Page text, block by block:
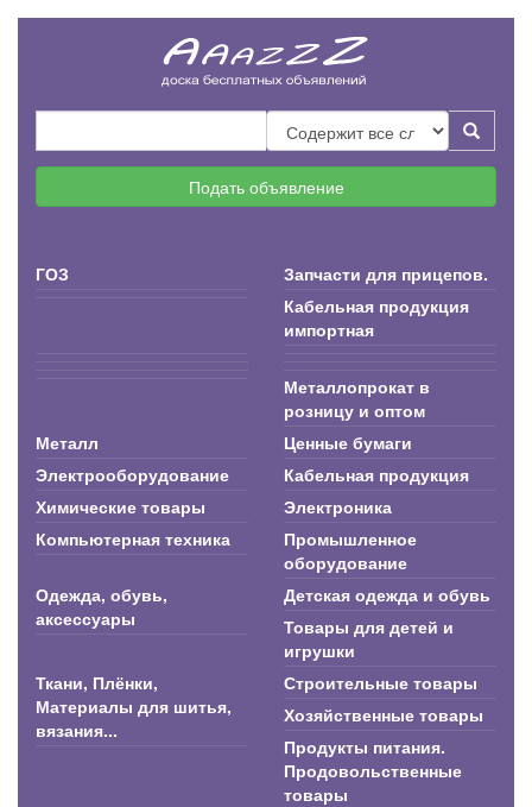
Подать объявление
ГОЗ
Запчасти для прицепов.
Кабельная продукция
импортная
Металлопрокат в
розницу и оптом
Металл
Ценные бумаги
Электрооборудование
Кабельная продукция
Химические товары
Электроника
Компьютерная техника
Промышленное
оборудование
Одежда, обувь,
аксессуары
Детская одежда и обувь
Товары для детей и
игрушки
Ткани, Плёнки,
Материалы для шитья,
вязания...
Строительные товары
Хозяйственные товары
Продукты питания.
Продовольственные
товары